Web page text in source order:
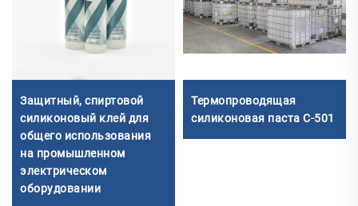
Защитный, спиртовой
силиконовый клей для
общего использования
на промышленном
электрическом
оборудовании
Термопроводящая
силиконовая паста C-501